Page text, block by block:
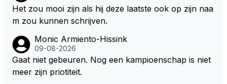
Het zou mooi zijn als hij deze laatste ook op zijn naa
m zou kunnen schrijven.
Monic Armiento-Hissink
09-08-2026
Gaat niet gebeuren. Nog een kampioenschap is niet
meer zijn priotiteit.